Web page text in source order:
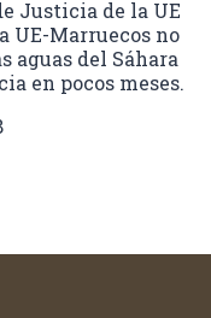
Justicia de la UE
UE-Marruecos no
aguas del Sáhara
en pocos meses.